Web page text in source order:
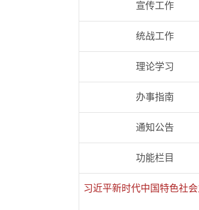
宣传工作
统战工作
理论学习
办事指南
通知公告
功能栏目
习近平新时代中国特色社